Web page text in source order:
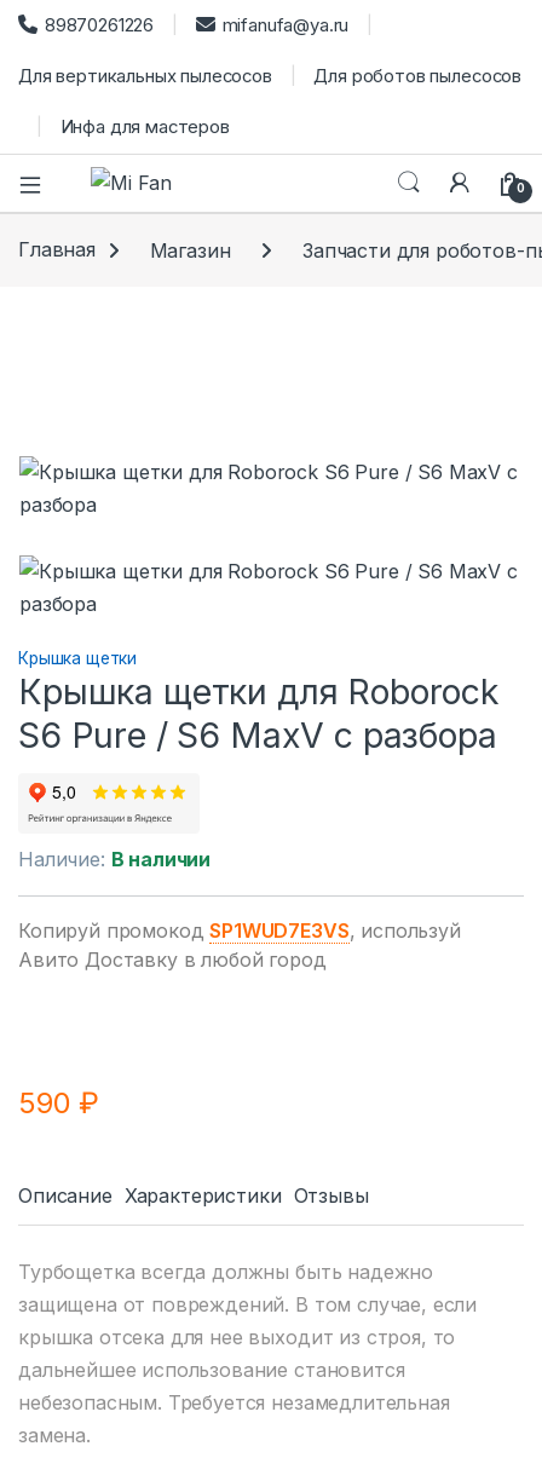
89870261226 mifanufa@ya.ru
Для вертикальных пылесосов Для роботов пылесосов
Инфа для мастеров
0
Главная Магазин Запчасти для роботов-
Крышка щетки
Крышка щетки для Roborock
S6 Pure / S6 MaxV с разбора
Наличие: В наличии
Копируй промокодSP1WUD7E3VS, используй
Авито Доставку в любой город
590₽
Описание Характеристики Отзывы
Турбощетка всегда должны быть надежно
защищена от повреждений. В том случае, если
крышка отсека для нее выходит из строя, то
дальнейшее использование становится
небезопасным. Требуется незамедлительная
замена.